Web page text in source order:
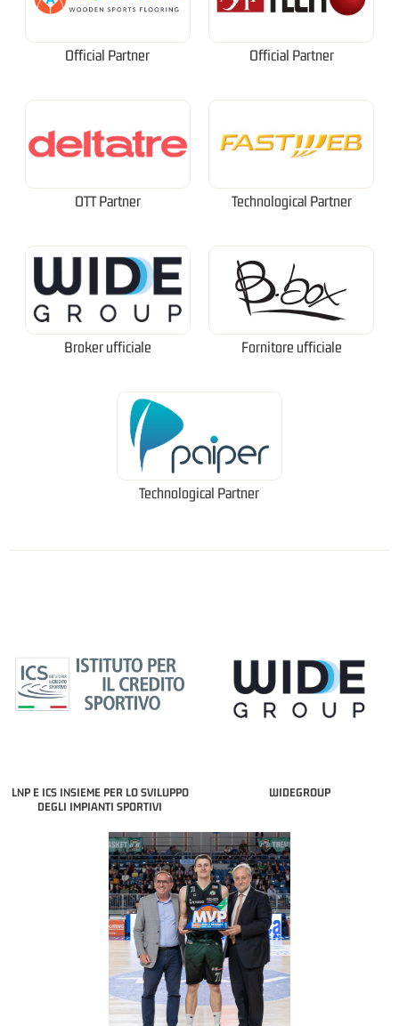
Official Partner Official Partner
OTT Partner Technological Partner
Broker ufficiale Fornitore ufficiale
Technological Partner
LNP E ICS INSIEME PER LO SVILUPPO
DEGLI IMPIANTI SPORTIVI
WIDEGROUP